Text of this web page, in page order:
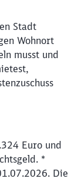
Stadt
Wohnort
musst und
Euro und
*
Die